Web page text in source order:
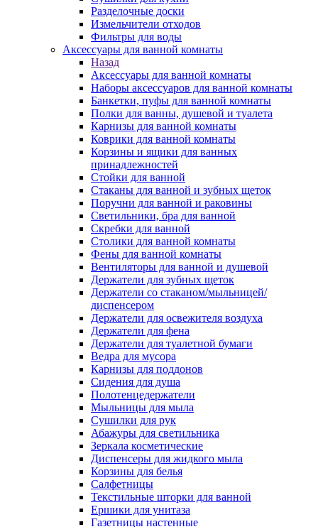
Разделочные доски
Измельчители отходов
Фильтры для воды
Аксессуары для ванной комнаты
Назад
Аксессуары для ванной комнаты
Наборы аксессуаров для ванной комнаты
Банкетки, пуфы для ванной комнаты
Полки для ванны, душевой и туалета
Карнизы для ванной комнаты
Коврики для ванной комнаты
Корзины и ящики для ванных
принадлежностей
Стойки для ванной
Стаканы для ванной и зубных щеток
Поручни для ванной и раковины
Светильники, бра для ванной
Скребки для ванной
Столики для ванной комнаты
Фены для ванной комнаты
Вентиляторы для ванной и душевой
Держатели для зубных щеток
Держатели со стаканом/мыльницей/
диспенсером
Держатели для освежителя воздуха
Держатели для фена
Держатели для туалетной бумаги
Ведра для мусора
Карнизы для поддонов
Сидения для душа
Полотенцедержатели
Мыльницы для мыла
Сушилки для рук
Абажуры для светильника
Зеркала косметические
Диспенсеры для жидкого мыла
Корзины для белья
Салфетницы
Текстильные шторки для ванной
Ершики для унитаза
Газетницы настенные